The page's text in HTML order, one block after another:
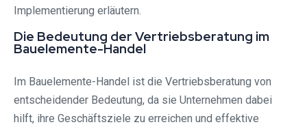
Implementierung erläutern.
Die Bedeutung der Vertriebsberatung im
Bauelemente-Handel
Im Bauelemente-Handel ist die Vertriebsberatung von
entscheidender Bedeutung, da sie Unternehmen dabei
hilft, ihre Geschäftsziele zu erreichen und effektive